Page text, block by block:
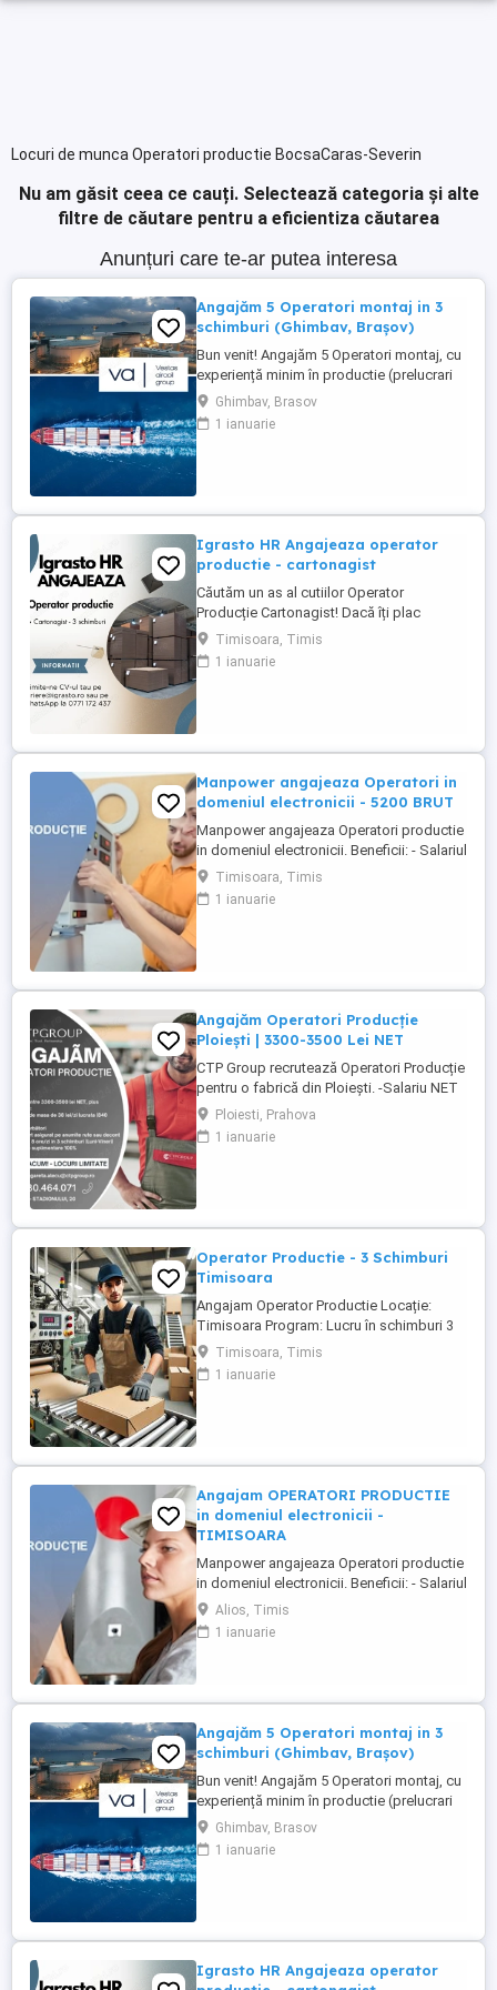
Locuri de munca Operatori productie BocsaCaras-Severin
Nu am găsit ceea ce cauți. Selectează categoria și alte
filtre de căutare pentru a eficientiza căutarea
Anunțuri care te-ar putea interesa
Angajăm 5 Operatori montaj in 3
schimburi (Ghimbav, Brașov)
Bun venit! Angajăm 5 Operatori montaj, cu
experiență minim în productie (prelucrari
prin aschiere). Căutăm persoane serioase,
dornice să învețe și să muncească, se va
oferi instruire la locul de muncă. Program:
Ghimbav, Brasov
1 ianuarie
Igrasto HR Angajeaza operator
productie - cartonagist
Căutăm un as al cutiilor Operator
Producție Cartonagist! Dacă îți plac
lucrurile bine făcute, ai ochi de vultur
pentru detalii și îți place să vezi cum dintr-
o bucată de carton iese ceva util și fain
Timisoara, Timis
1 ianuarie
Manpower angajeaza Operatori in
domeniul electronicii - 5200 BRUT
Manpower angajeaza Operatori productie
in domeniul electronicii. Beneficii: - Salariul
- 5200 (in functie de experienta in
domeniul electronicii); - Tichete de masa
de 35 de lei zi lucratoare; - Mediu de lucru
Timisoara, Timis
1 ianuarie
Angajăm Operatori Producție
Ploiești | 3300-3500 Lei NET
CTP Group recrutează Operatori Producție
pentru o fabrică din Ploiești. -Salariu NET
intre 3300 3500 lei -Tichete de masă: 840
lei luna (38 lei zi) -Transport asigurat sau
decont transport -Ore suplimentare plătite
Ploiesti, Prahova
1 ianuarie
Operator Productie - 3 Schimburi
Timisoara
Angajam Operator Productie Locație:
Timisoara Program: Lucru în schimburi 3
schimburi Compania noastră caută
Operatori Producție Cartonagist, care să
se alăture echipei noastre. Rolul implică
Timisoara, Timis
1 ianuarie
Angajam OPERATORI PRODUCTIE
in domeniul electronicii -
TIMISOARA
Manpower angajeaza Operatori productie
in domeniul electronicii. Beneficii: - Salariul
- 5200 lei brut; - Tichete de masa de 35 de
lei zi lucratoare; - Mediu de lucru modern
si stabil; - Oportunitati de dezvoltare
Bogda, ...
Alios, Timis
1 ianuarie
Angajăm 5 Operatori montaj in 3
schimburi (Ghimbav, Brașov)
Bun venit! Angajăm 5 Operatori montaj, cu
experiență minim în productie (prelucrari
prin aschiere). Căutăm persoane serioase,
dornice să învețe și să muncească, se va
oferi instruire la locul de muncă. Program:
Ghimbav, Brasov
1 ianuarie
Igrasto HR Angajeaza operator